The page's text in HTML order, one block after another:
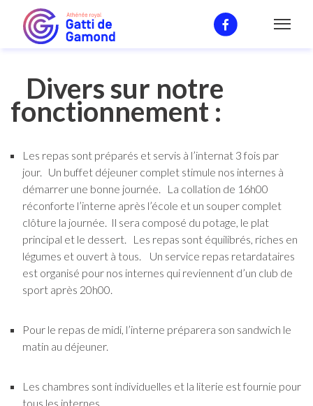
Divers
Divers sur notre
fonctionnement :
Les repas sont préparés et servis à l’internat 3 fois par
jour. Un buffet déjeuner complet stimule nos internes à
démarrer une bonne journée. La collation de 16h00
réconforte l’interne après l’école et un souper complet
clôture la journée. Il sera composé du potage, le plat
principal et le dessert. Les repas sont équilibrés, riches en
légumes et ouvert à tous. Un service repas retardataires
est organisé pour nos internes qui reviennent d’un club de
sport après 20h00.
Pour le repas de midi, l’interne préparera son sandwich le
matin au déjeuner.
Les chambres sont individuelles et la literie est fournie pour
tous les internes.